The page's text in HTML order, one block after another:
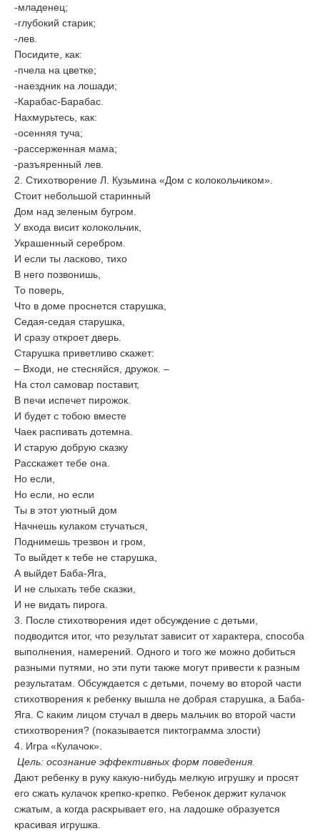
-младенец;
-глубокий старик;
-лев.
Посидите, как:
-пчела на цветке;
-наездник на лошади;
-Карабас-Барабас.
Нахмурьтесь, как:
-осенняя туча;
-рассерженная мама;
-разъяренный лев.
2. Стихотворение Л. Кузьмина «Дом с колокольчиком».
Стоит небольшой старинный
Дом над зеленым бугром.
У входа висит колокольчик,
Украшенный серебром.
И если ты ласково, тихо
В него позвонишь,
То поверь,
Что в доме проснется старушка,
Седая-седая старушка,
И сразу откроет дверь.
Старушка приветливо скажет:
– Входи, не стесняйся, дружок. –
На стол самовар поставит,
В печи испечет пирожок.
И будет с тобою вместе
Чаек распивать дотемна.
И старую добрую сказку
Расскажет тебе она.
Но если,
Но если, но если
Ты в этот уютный дом
Начнешь кулаком стучаться,
Поднимешь трезвон и гром,
То выйдет к тебе не старушка,
А выйдет Баба-Яга,
И не слыхать тебе сказки,
И не видать пирога.
3. После стихотворения идет обсуждение с детьми,
подводится итог, что результат зависит от характера, способа
выполнения, намерений. Одного и того же можно добиться
разными путями, но эти пути также могут привести к разным
результатам. Обсуждается с детьми, почему во второй части
стихотворения к ребенку вышла не добрая старушка, а Баба-
Яга. С каким лицом стучал в дверь мальчик во второй части
стихотворения? (показывается пиктограмма злости)
4. Игра «Кулачок».
Цель: осознание эффективных форм поведения.
Дают ребенку в руку какую-нибудь мелкую игрушку и просят
его сжать кулачок крепко-крепко. Ребенок держит кулачок
сжатым, а когда раскрывает его, на ладошке образуется
красивая игрушка.